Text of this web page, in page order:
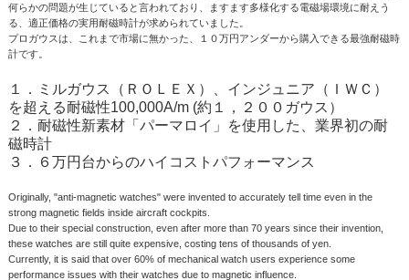
何らかの問題が生じていると言われており、ますます多様化する電磁場環境に耐えう
る、適正価格の実用耐磁時計が求められていました。
プロガウスは、これまで市場に無かった、１０万円アンダーから購入できる最強耐磁時
計です。
１．ミルガウス（ＲＯＬＥＸ）、インジュニア（ＩＷＣ）
を超える耐磁性100,000A/m (約１，２００ガウス）
２．耐磁性新素材「パーマロイ」を使用した、業界初の耐
磁時計
３．６万円台からのハイコストパフォーマンス
Originally, "anti-magnetic watches" were invented to accurately tell time even in the
strong magnetic fields inside aircraft cockpits.
Due to their special construction, even after more than 70 years since their invention,
these watches are still quite expensive, costing tens of thousands of yen.
Currently, it is said that over 60% of mechanical watch users experience some
performance issues with their watches due to magnetic influence.